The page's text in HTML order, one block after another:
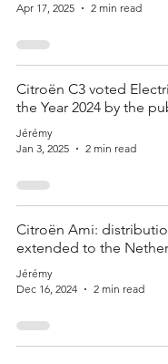
Apr 17, 2025
2 min read
Citroën C3 voted
the Year 2024 by the
Jérémy
Jan 3, 2025
2 min read
Citroën Ami:
extended to the
Jérémy
Dec 16, 2024
2 min read